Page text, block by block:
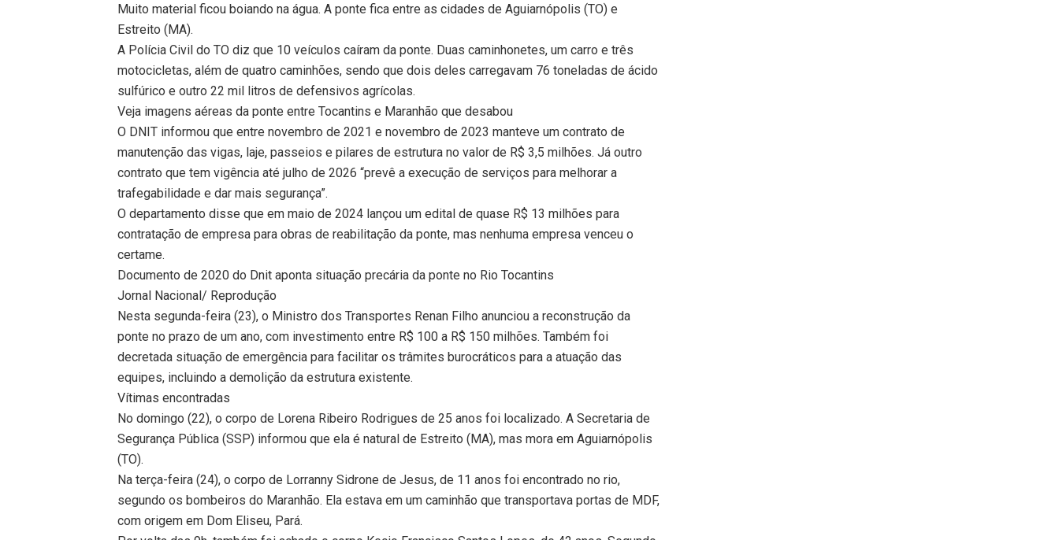
Muito material ficou boiando na água. A ponte fica entre as cidades de Aguiarnópolis (TO) e
Estreito (MA).
A Polícia Civil do TO diz que 10 veículos caíram da ponte. Duas caminhonetes, um carro e três
motocicletas, além de quatro caminhões, sendo que dois deles carregavam 76 toneladas de ácido
sulfúrico e outro 22 mil litros de defensivos agrícolas.
Veja imagens aéreas da ponte entre Tocantins e Maranhão que desabou
O DNIT informou que entre novembro de 2021 e novembro de 2023 manteve um contrato de
manutenção das vigas, laje, passeios e pilares de estrutura no valor de R$ 3,5 milhões. Já outro
contrato que tem vigência até julho de 2026 “prevê a execução de serviços para melhorar a
trafegabilidade e dar mais segurança”.
O departamento disse que em maio de 2024 lançou um edital de quase R$ 13 milhões para
contratação de empresa para obras de reabilitação da ponte, mas nenhuma empresa venceu o
certame.
Documento de 2020 do Dnit aponta situação precária da ponte no Rio Tocantins
Jornal Nacional/ Reprodução
Nesta segunda-feira (23), o Ministro dos Transportes Renan Filho anunciou a reconstrução da
ponte no prazo de um ano, com investimento entre R$ 100 a R$ 150 milhões. Também foi
decretada situação de emergência para facilitar os trâmites burocráticos para a atuação das
equipes, incluindo a demolição da estrutura existente.
Vítimas encontradas
No domingo (22), o corpo de Lorena Ribeiro Rodrigues de 25 anos foi localizado. A Secretaria de
Segurança Pública (SSP) informou que ela é natural de Estreito (MA), mas mora em Aguiarnópolis
(TO).
Na terça-feira (24), o corpo de Lorranny Sidrone de Jesus, de 11 anos foi encontrado no rio,
segundo os bombeiros do Maranhão. Ela estava em um caminhão que transportava portas de MDF,
com origem em Dom Eliseu, Pará.